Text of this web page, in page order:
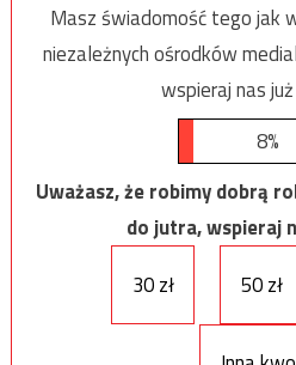
Masz świadomość tego jak
niezależnych ośrodków
wspieraj nas
8%
Uważasz, że robimy dobrą
do jutra, wspieraj
30 zł
50 zł